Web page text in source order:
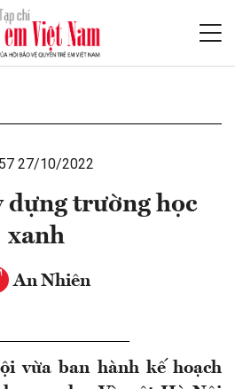
27/10/2022
dựng trường học
xanh
An Nhiên
vừa ban hành kế hoạch